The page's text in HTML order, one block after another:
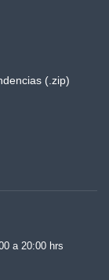
(.zip)
a 20:00 hrs